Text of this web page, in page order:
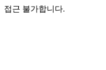
접근 불가합니다.